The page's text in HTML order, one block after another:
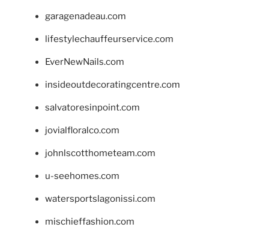
garagenadeau.com
lifestylechauffeurservice.com
EverNewNails.com
insideoutdecoratingcentre.com
salvatoresinpoint.com
jovialfloralco.com
johnlscotthometeam.com
u-seehomes.com
watersportslagonissi.com
mischieffashion.com